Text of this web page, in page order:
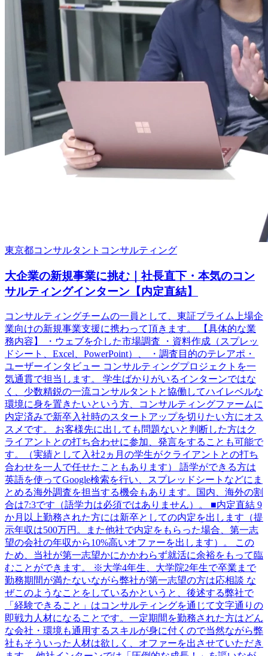
東京都コンサルタント コンサルティング
大企業の新規事業に挑む｜社長直下・本気のコン
サルティングインターン【内定直結】
コンサルティングチームの一員として、東証プライム上場企
業向けの新規事業支援に携わって頂きます。 【具体的な業
務内容】 ・ウェブを介した市場調査 ・資料作成（スプレッ
ドシート、Excel、PowerPoint）、 ・調査目的のテレアポ・
ユーザーインタビュー コンサルティングプロジェクトを一
気通貫で担当します。 学生ばかりがいるインターンではな
く、少数精鋭の一流コンサルタントと協働してハイレベルな
環境に身を置きたいという方、コンサルティングファームに
内定済みで新卒入社時のスタートアップを切りたい方にオス
スメです。 お客様先に出しても問題ないと判断した方はク
ライアントとの打ち合わせに参加、発言をすることも可能で
す。（実績として入社2ヵ月の学生がクライアントとの打ち
合わせを一人で任せたこともあります） 語学ができる方は
英語を使ってGoogle検索を行い、スプレッドシートなどにま
とめる海外調査を担当する機会もあります。国内、海外の割
合は7:3です（語学力は必須ではありません）。 ■内定直結 9
か月以上勤務された方には新卒としての内定を出します（提
示年収は500万円。また他社で内定をもらった場合、第一志
望の会社の年収から10%高いオファーを出します）。 この
ため、当社が第一志望かにかかわらず就活に余裕をもって臨
むことができます。 ※大学4年生、大学院2年生で卒業まで
勤務期間が満たないながら弊社が第一志望の方は応相談 な
ぜこのようなことをしているかというと、後述する弊社で
「経験できること」はコンサルティングを通じて文字通りの
即戦力人材になることです。一定期間を勤務された方はどん
な会社・環境も通用するスキルが身に付くので当然ながら弊
社もそういった人材は欲しく、オファーを出させていただき